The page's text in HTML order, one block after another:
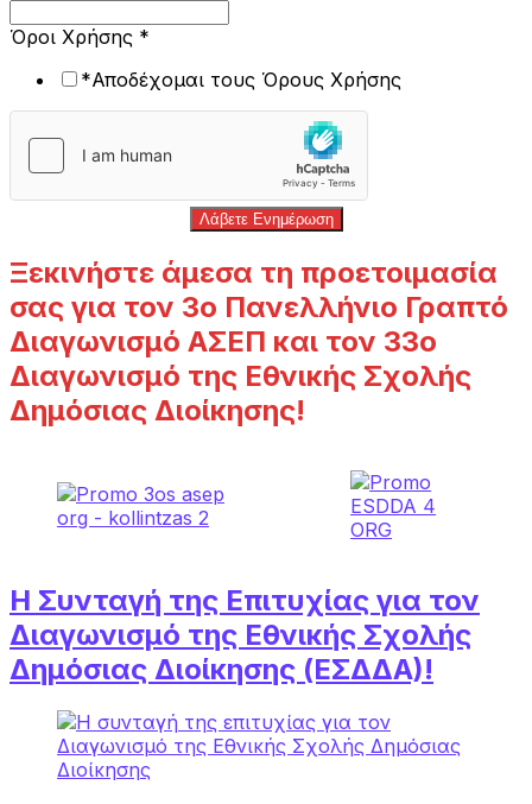
Όροι Χρήσης *
*Αποδέχομαι τους Όρους Χρήσης
Λάβετε Ενημέρωση
Ξεκινήστε άμεσα τη προετοιμασία
σας για τον 3ο Πανελλήνιο Γραπτό
Διαγωνισμό ΑΣΕΠ και τον 33ο
Διαγωνισμό της Εθνικής Σχολής
Δημόσιας Διοίκησης!
Η Συνταγή της Επιτυχίας για τον
Διαγωνισμό της Εθνικής Σχολής
Δημόσιας Διοίκησης (ΕΣΔΔΑ)!